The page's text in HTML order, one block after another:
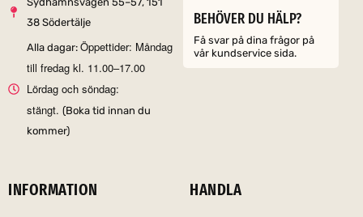
38 Södertälje
Alla dagar: Öppettider: Måndag
till fredag kl. 11.00–17.00
Lördag och söndag:
stängt. (Boka tid innan du
kommer)
BEHÖVER DU HÄLP?
Få svar på dina frågor på
vår kundservice sida.
INFORMATION HANDLA